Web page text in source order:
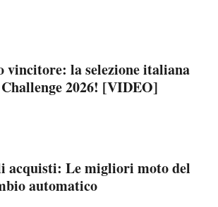
vincitore: la selezione italiana
2026! [VIDEO]
acquisti: Le migliori moto del
automatico